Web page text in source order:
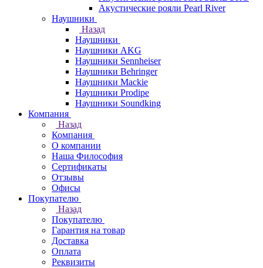
Акустические рояли Pearl River
Наушники
Назад
Наушники
Наушники AKG
Наушники Sennheiser
Наушники Behringer
Наушники Mackie
Наушники Prodipe
Наушники Soundking
Компания
Назад
Компания
О компании
Наша Философия
Сертификаты
Отзывы
Офисы
Покупателю
Назад
Покупателю
Гарантия на товар
Доставка
Оплата
Реквизиты